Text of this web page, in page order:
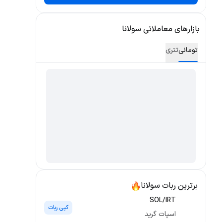
بازارهای معاملاتی سولانا
تومانیتتری
برترین ربات‌ سولانا
SOL/IRT
اسپات گرید
کپی ربات